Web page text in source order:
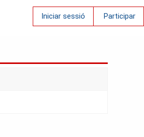
Iniciar sessió Participar